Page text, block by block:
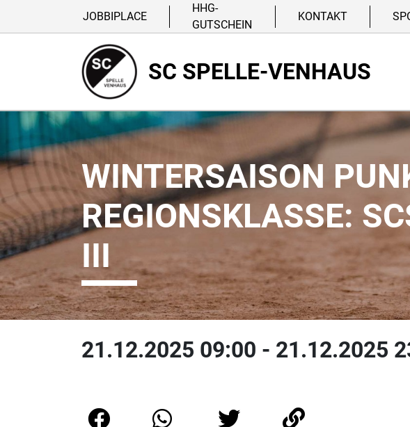
JOBBIPLACE
HHG-
GUTSCHEIN
KONTAKT
SC SPELLE-VENHAUS
WINTERSAISON
REGIONSKLASSE:
III
21.12.2025 09:00 - 21.12.2025